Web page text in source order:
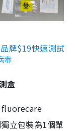
牌$19快速測試
毒
盒
fluorecare
立包裝為1個單